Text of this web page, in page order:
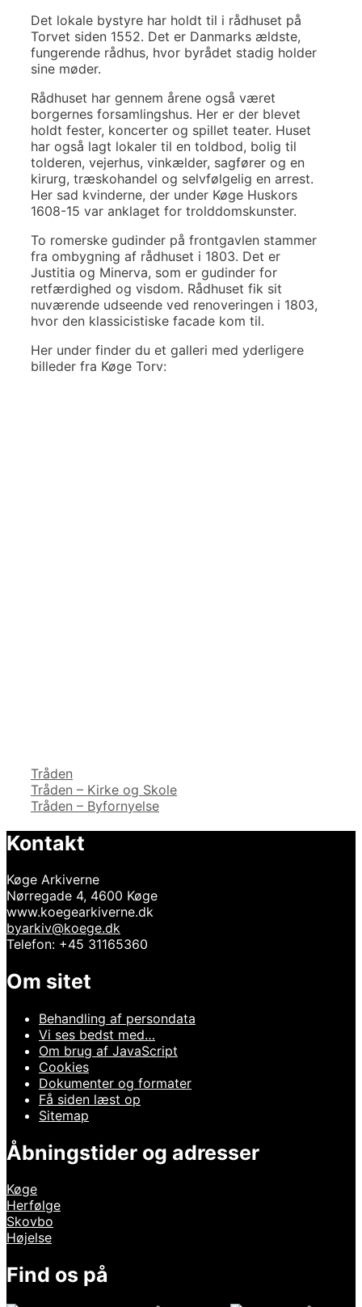
Det lokale bystyre har holdt til i rådhuset på
Torvet siden 1552. Det er Danmarks ældste,
fungerende rådhus, hvor byrådet stadig holder
sine møder.
Rådhuset har gennem årene også været
borgernes forsamlingshus. Her er der blevet
holdt fester, koncerter og spillet teater. Huset
har også lagt lokaler til en toldbod, bolig til
tolderen, vejerhus, vinkælder, sagfører og en
kirurg, træskohandel og selvfølgelig en arrest.
Her sad kvinderne, der under Køge Huskors
1608-15 var anklaget for trolddomskunster.
To romerske gudinder på frontgavlen stammer
fra ombygning af rådhuset i 1803. Det er
Justitia og Minerva, som er gudinder for
retfærdighed og visdom. Rådhuset fik sit
nuværende udseende ved renoveringen i 1803,
hvor den klassicistiske facade kom til.
Her under finder du et galleri med yderligere
billeder fra Køge Torv:
Kategorier
Tråden
Indlægsnavigation
Tråden – Kirke og Skole
Tråden – Byfornyelse
Kontakt
Køge Arkiverne
Nørregade 4, 4600 Køge
www.koegearkiverne.dk
byarkiv@koege.dk
Telefon: +45 31165360
Om sitet
Behandling af persondata
Vi ses bedst med…
Om brug af JavaScript
Cookies
Dokumenter og formater
Få siden læst op
Sitemap
Åbningstider og adresser
Køge
Herfølge
Skovbo
Højelse
Find os på